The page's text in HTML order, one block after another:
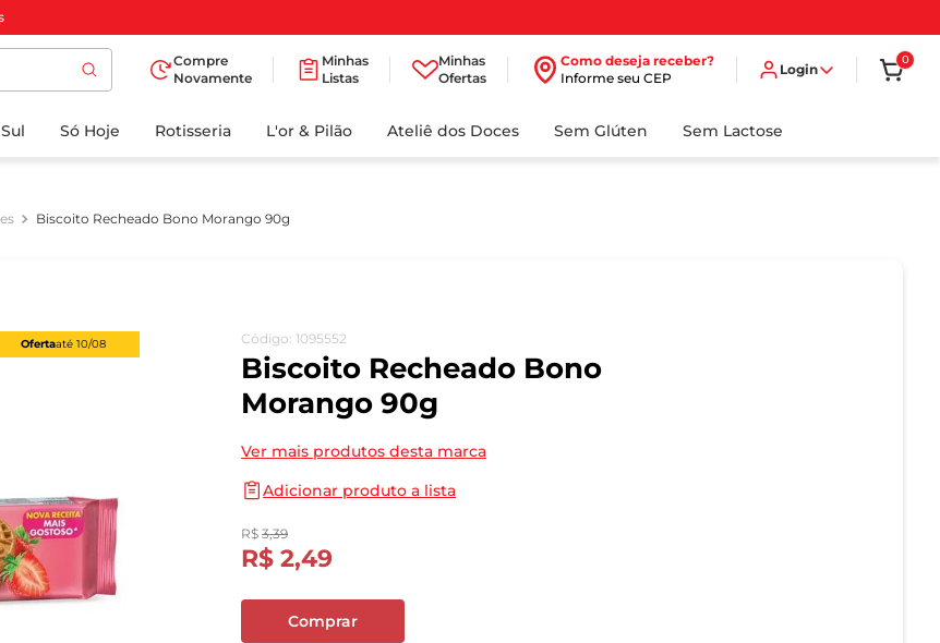
Compre
Novamente
Minhas
Listas
Minhas
Ofertas
Como deseja receber?
Informe seu CEP
Login
0
Só Hoje Rotisseria L'or & Pilão Ateliê dos Doces Sem Glúten Sem Lactose
Biscoito Recheado Bono Morango 90g
Ofertaaté 10/08 Código: 1095552
Biscoito Recheado Bono
Morango 90g
Ver mais produtos desta marca
Adicionar produto a lista
R$ 3,39
R$ 2,49
Comprar
BUSCADOS
6